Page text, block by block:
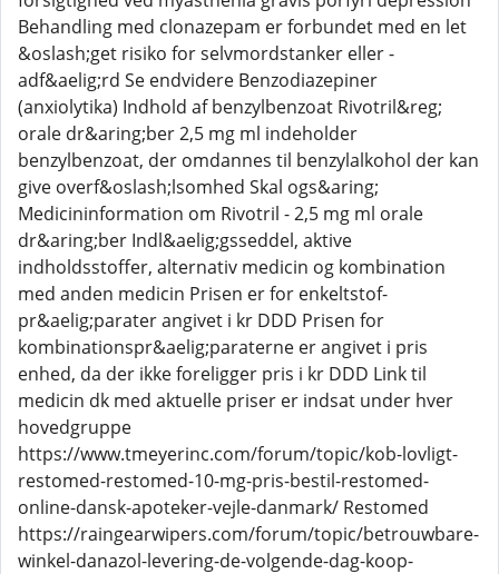
Behandling med clonazepam er forbundet med en let
&oslash;get risiko for selvmordstanker eller -
adf&aelig;rd Se endvidere Benzodiazepiner
(anxiolytika) Indhold af benzylbenzoat Rivotril&reg;
orale dr&aring;ber 2,5 mg ml indeholder
benzylbenzoat, der omdannes til benzylalkohol der kan
give overf&oslash;lsomhed Skal ogs&aring;
Medicininformation om Rivotril - 2,5 mg ml orale
dr&aring;ber Indl&aelig;gsseddel, aktive
indholdsstoffer, alternativ medicin og kombination
med anden medicin Prisen er for enkeltstof-
pr&aelig;parater angivet i kr DDD Prisen for
kombinationspr&aelig;paraterne er angivet i pris
enhed, da der ikke foreligger pris i kr DDD Link til
medicin dk med aktuelle priser er indsat under hver
hovedgruppe
https://www.tmeyerinc.com/forum/topic/kob-lovligt-
restomed-restomed-10-mg-pris-bestil-restomed-
online-dansk-apoteker-vejle-danmark/ Restomed
https://raingearwipers.com/forum/topic/betrouwbare-
winkel-danazol-levering-de-volgende-dag-koop-